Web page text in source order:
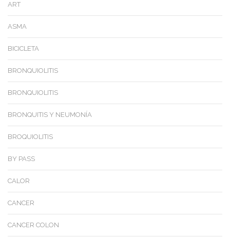
ART
ASMA
BICICLETA
BRONQUIOLITIS
BRONQUIOLITIS
BRONQUITIS Y NEUMONÍA
BROQUIOLITIS
BY PASS
CALOR
CANCER
CANCER COLON